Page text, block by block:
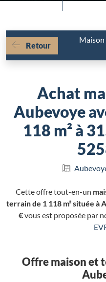
Retour
Maison
Achat
Aubevoye
118 m² à
Cette offre tout-en-un
terrain de 1 118 m² située à
€vous est proposée par
Offre maison et